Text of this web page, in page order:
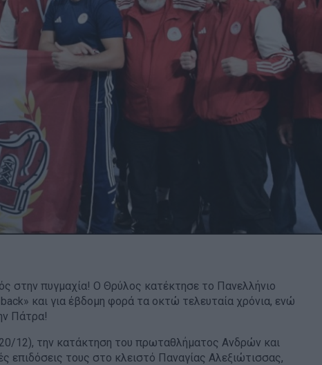
στην πυγμαχία! Ο Θρύλος κατέκτησε το Πανελλήνιο
και για έβδομη φορά τα οκτώ τελευταία χρόνια, ενώ
Πάτρα!
12), την κατάκτηση του πρωταθλήματος Ανδρών και
επιδόσεις τους στο κλειστό Παναγίας Αλεξιώτισσας,